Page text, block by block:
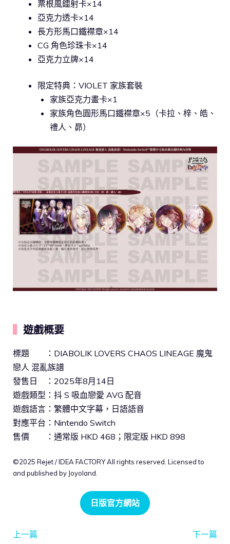
票根風鐳射卡×14
亞克力透卡×14
長方形馬口鐵襟章×14
CG 角色珍珠卡×14
亞克力立牌×14
限定特典：VIOLET 家族套裝
家族亞克力畫卡×1
家族角色圓形馬口鐵襟章×5（卡拉、梓、皓、
禮人、昴）
遊戲概要
標題 ：DIABOLIK LOVERS CHAOS LINEAGE 魔鬼
戀人 混亂族譜
發售日 ：2025年8月14日
遊戲類型：抖 S 吸血戀愛 AVG 配音
遊戲語言：繁體中文字幕，日語語音
對應平台：Nintendo Switch
售價 ：通常版 HKD 468；限定版 HKD 898
©2025 Rejet / IDEA FACTORY All rights reserved. Licensed to
and published by Joyoland.
日版官方網站
上一篇 下一篇